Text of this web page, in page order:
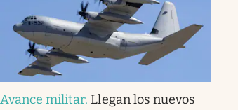
Avance militar. Llegan los nuevos